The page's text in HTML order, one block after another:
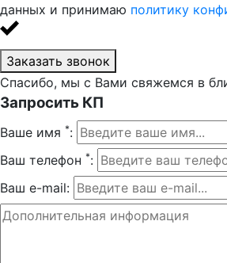
данных и принимаю политику
Заказать звонок
Спасибо, мы с Вами свяжемся в
Запросить КП
Ваше имя *:
Ваш телефон *:
Ваш e-mail: